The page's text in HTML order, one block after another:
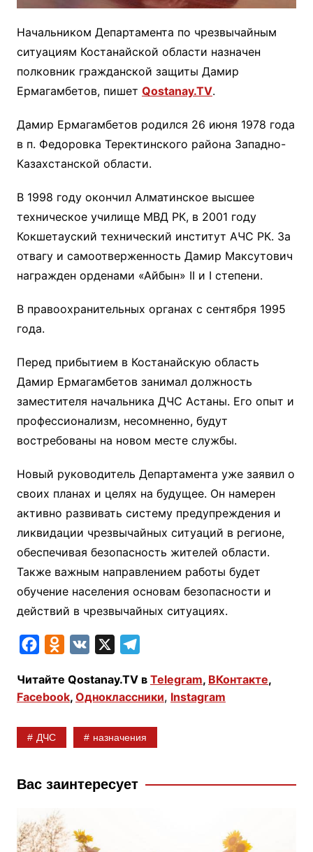
Начальником Департамента по чрезвычайным
ситуациям Костанайской области назначен
полковник гражданской защиты Дамир
Ермагамбетов, пишет Qostanay.TV.
Дамир Ермагамбетов родился 26 июня 1978 года
в п. Федоровка Теректинского района Западно-
Казахстанской области.
В 1998 году окончил Алматинское высшее
техническое училище МВД РК, в 2001 году
Кокшетауский технический институт АЧС РК. За
отвагу и самоотверженность Дамир Максутович
награжден орденами «Айбын» ІІ и І степени.
В правоохранительных органах с сентября 1995
года.
Перед прибытием в Костанайскую область
Дамир Ермагамбетов занимал должность
заместителя начальника ДЧС Астаны. Его опыт и
профессионализм, несомненно, будут
востребованы на новом месте службы.
Новый руководитель Департамента уже заявил о
своих планах и целях на будущее. Он намерен
активно развивать систему предупреждения и
ликвидации чрезвычайных ситуаций в регионе,
обеспечивая безопасность жителей области.
Также важным направлением работы будет
обучение населения основам безопасности и
действий в чрезвычайных ситуациях.
c
e
o
k
n
o
s
i
l
e
r
m
Читайте Qostanay.TV в Telegram, ВКонтакте,
Facebook, Одноклассники, Instagram
ДЧС назначения
Вас заинтересует